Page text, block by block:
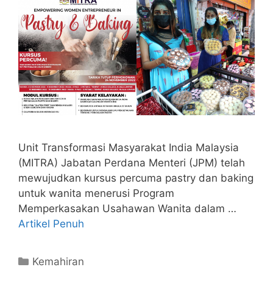
Unit Transformasi Masyarakat India Malaysia
(MITRA) Jabatan Perdana Menteri (JPM) telah
mewujudkan kursus percuma pastry dan baking
untuk wanita menerusi Program
Memperkasakan Usahawan Wanita dalam …
Artikel Penuh
Categories
Kemahiran